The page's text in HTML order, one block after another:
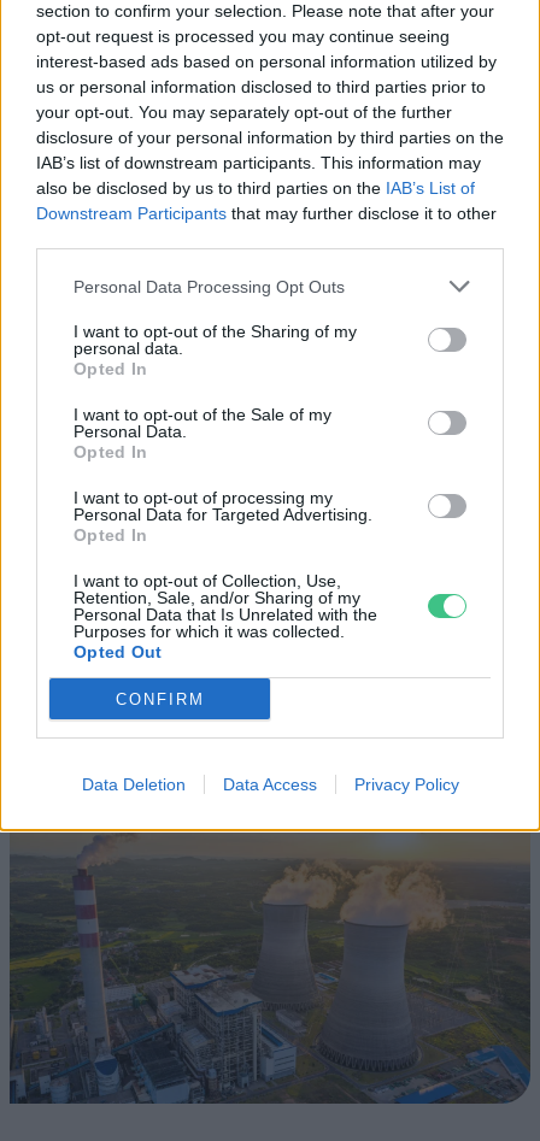
section to confirm your selection. Please note that after your
opt-out request is processed you may continue seeing
interest-based ads based on personal information utilized by
us or personal information disclosed to third parties prior to
your opt-out. You may separately opt-out of the further
disclosure of your personal information by third parties on the
IAB’s list of downstream participants. This information may
also be disclosed by us to third parties on the IAB’s List of
Downstream Participants that may further disclose it to other
Personal Data Processing Opt Outs
I want to opt-out of the Sharing of my
personal data.
Opted In
I want to opt-out of the Sale of my
Personal Data.
Opted In
I want to opt-out of processing my
Personal Data for Targeted Advertising.
Opted In
I want to opt-out of Collection, Use,
Retention, Sale, and/or Sharing of my
Personal Data that Is Unrelated with the
Purposes for which it was collected.
Opted Out
CONFIRM
Data Deletion Data Access Privacy Policy
Szöllősi Gáborral, a Gardenfutura ügyvezetőjével beszélgettünk.
Britanniát is
SZEMLE
Elképesztő felvétel mutatja meg,
mekkora a különbség az áradó és a